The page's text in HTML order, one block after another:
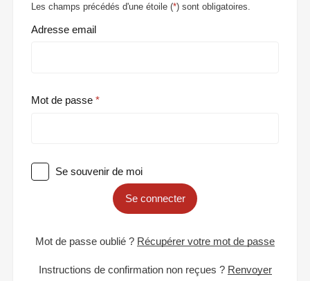
Les champs précédés d'une étoile (*) sont obligatoires.
Adresse email
Mot de passe
Se souvenir de moi
Se connecter
Mot de passe oublié ? Récupérer votre mot de passe
Instructions de confirmation non reçues ? Renvoyer